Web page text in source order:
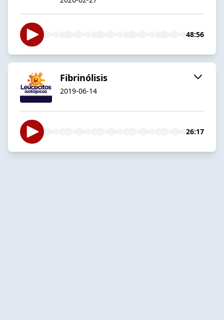
48:56
Fibrinólisis
2019-06-14
26:17